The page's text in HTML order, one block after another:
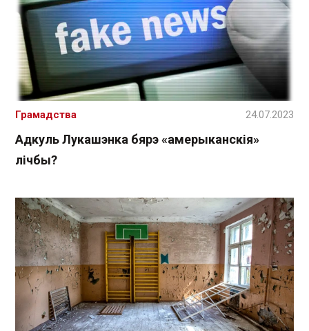
Адкуль Лукашэнка бярэ «амерыканскія»
лічбы?
Грамадства 24.07.2023